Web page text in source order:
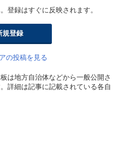
登録はすぐに反映されます。
規登録
の投稿を見る
は地方自治体などから一般公開さ
詳細は記事に記載されている各自